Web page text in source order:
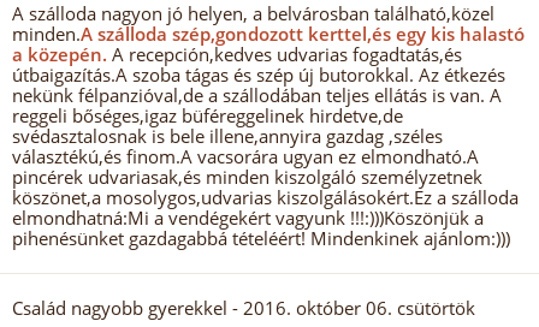
A szálloda nagyon jó helyen, a belvárosban található,közel
minden.A szálloda szép,gondozott kerttel,és egy kis halastó
a közepén. A recepción,kedves udvarias fogadtatás,és
útbaigazítás.A szoba tágas és szép új butorokkal. Az étkezés
nekünk félpanzióval,de a szállodában teljes ellátás is van. A
reggeli bőséges,igaz büféreggelinek hirdetve,de
svédasztalosnak is bele illene,annyira gazdag ,széles
választékú,és finom.A vacsorára ugyan ez elmondható.A
pincérek udvariasak,és minden kiszolgáló személyzetnek
köszönet,a mosolygos,udvarias kiszolgálásokért.Ez a szálloda
elmondhatná:Mi a vendégekért vagyunk !!!:)))Köszönjük a
pihenésünket gazdagabbá tételéért! Mindenkinek ajánlom:)))
Család nagyobb gyerekkel - 2016. október 06. csütörtök